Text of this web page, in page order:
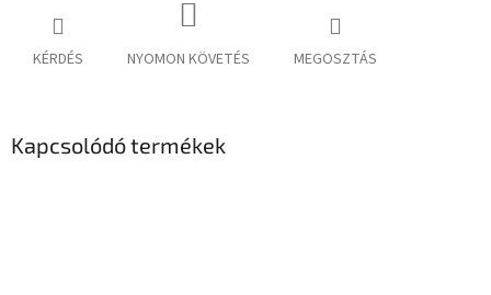
KÉRDÉS NYOMON KÖVETÉS MEGOSZTÁS
Kapcsolódó termékek